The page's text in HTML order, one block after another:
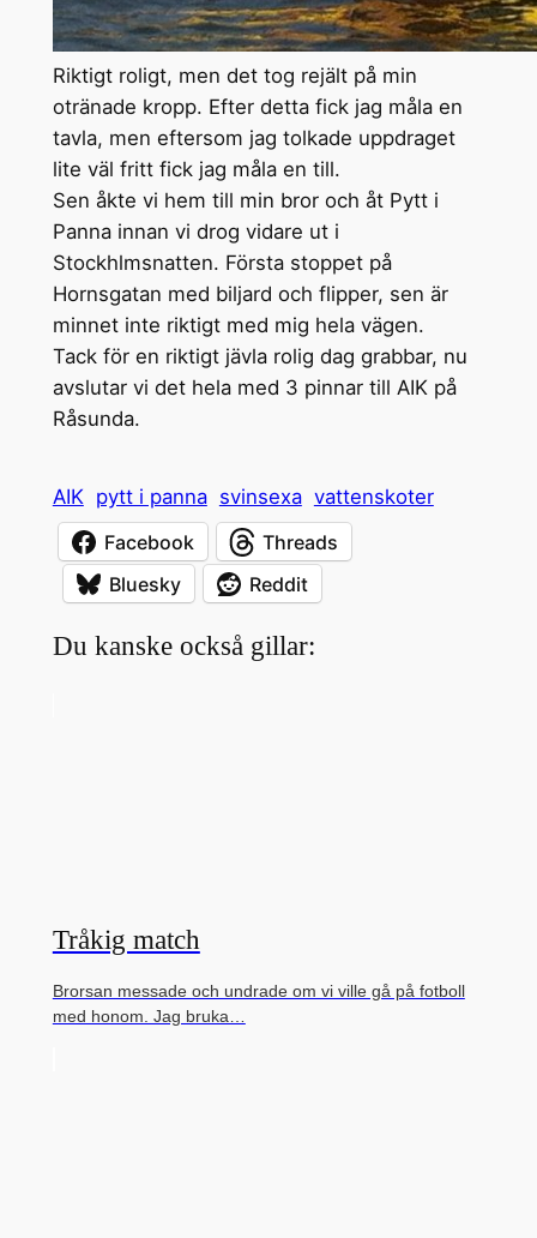
Riktigt roligt, men det tog rejält på min
otränade kropp. Efter detta fick jag måla en
tavla, men eftersom jag tolkade uppdraget
lite väl fritt fick jag måla en till.
Sen åkte vi hem till min bror och åt Pytt i
Panna innan vi drog vidare ut i
Stockhlmsnatten. Första stoppet på
Hornsgatan med biljard och flipper, sen är
minnet inte riktigt med mig hela vägen.
Tack för en riktigt jävla rolig dag grabbar, nu
avslutar vi det hela med 3 pinnar till AIK på
Råsunda.
AIK pytt i panna svinsexa vattenskoter
Facebook
Threads
Bluesky
Reddit
Du kanske också gillar:
Tråkig match
Brorsan messade och undrade om vi ville gå på fotboll
med honom. Jag bruka…